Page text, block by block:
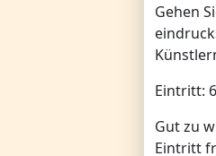
Gehen
Eintritt:
Gut zu
Eintritt